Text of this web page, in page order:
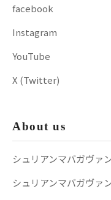
facebook
Instagram
YouTube
X (Twitter)
About us
シュリアンマバガヴァ
シュリアンマバガヴァ